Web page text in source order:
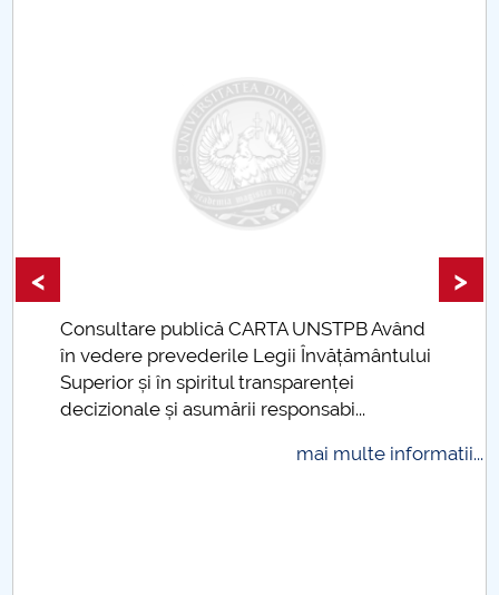
Protecția datelor personale
UNIVERSITATE pentru comunitate
Comisie de etica unversitară
Evenimente CUP
Accesibilitate pentru studenții cu dizabilități
Raportul Conducerii Centrului Universitar Pitești
Consultare publică CARTA UNSTPB Având
în vedere prevederile Legii Învățământului
Superior și în spiritul transparenței
decizionale și asumării responsabi...
mai multe informatii...
< >